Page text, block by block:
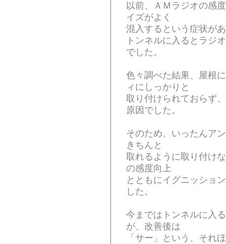
以前、ＡＭラジオの感
イズがよく
混入するという症状が
トンネルに入るとラジ
でした。
色々調べた結果、屋根
ィにしっかりと
取り付けられておらず
原因でした。
そのため、いったんア
きちんと
取れるように取り付け
の感度向上
とともにイグニッショ
した。
今まではトンネルに入
が、改善後は
「サー」という、それ